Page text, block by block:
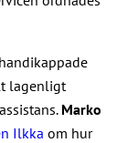
lagenligt
Marko
Ilkka om hur